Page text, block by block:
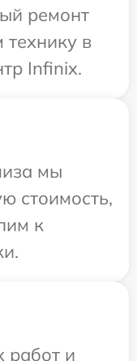
ремонт
в
Infinix.
мы
стоимость,
к
работ и